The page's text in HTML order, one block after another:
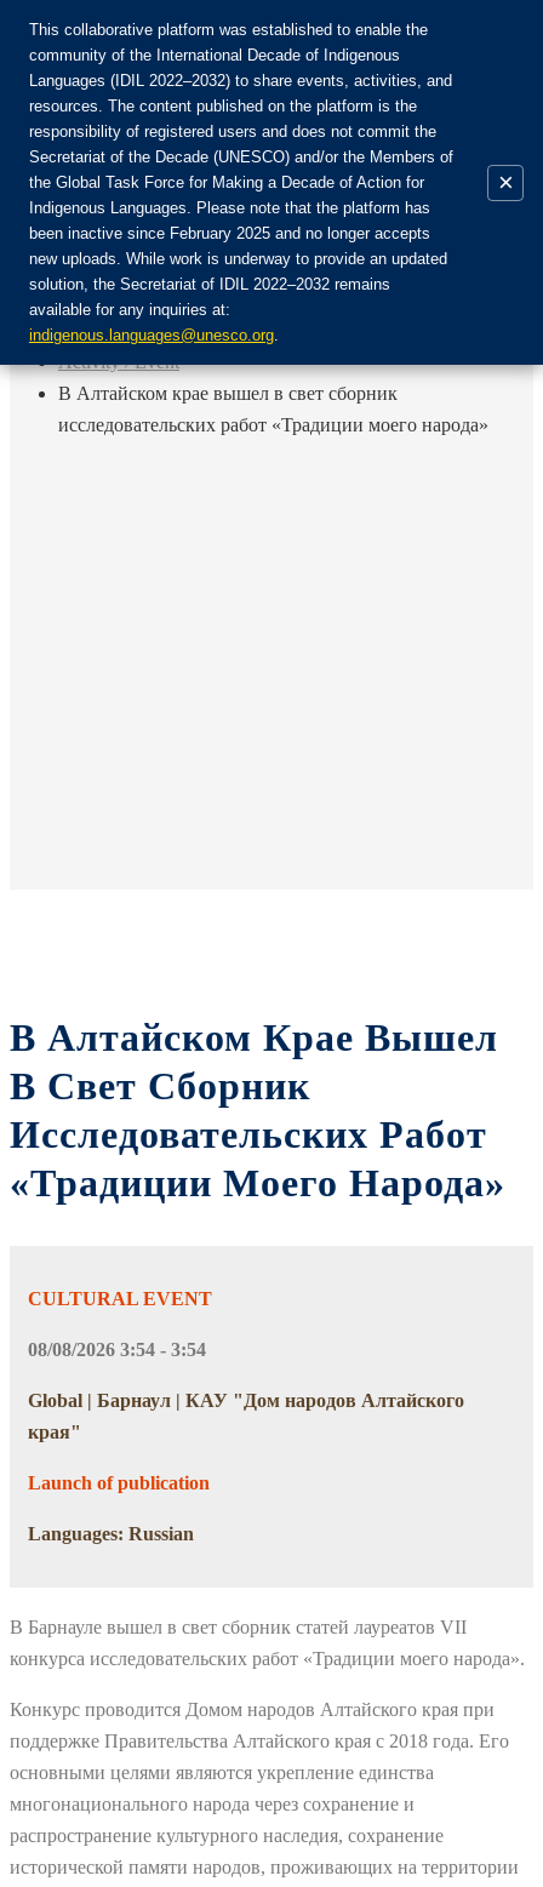
Join the Community:
Login
EN
FR
ES
RU
Home
Activity / Event
В Алтайском крае вышел в свет сборник
исследовательских работ «Традиции моего народа»
В Алтайском Крае Вышел
В Свет Сборник
Исследовательских Работ
«Традиции Моего Народа»
CULTURAL EVENT
08/08/2026 3:54 - 3:54
Global | Барнаул | КАУ "Дом народов Алтайского
края"
Launch of publication
Languages: Russian
В Барнауле вышел в свет сборник статей лауреатов VII
конкурса исследовательских работ «Традиции моего народа».
Конкурс проводится Домом народов Алтайского края при
поддержке Правительства Алтайского края с 2018 года. Его
основными целями являются укрепление единства
многонационального народа через сохранение и
распространение культурного наследия, сохранение
исторической памяти народов, проживающих на территории
This collaborative platform was established to enable the
community of the International Decade of Indigenous
Languages (IDIL 2022–2032) to share events, activities, and
resources. The content published on the platform is the
responsibility of registered users and does not commit the
Secretariat of the Decade (UNESCO) and/or the Members of
the Global Task Force for Making a Decade of Action for
Indigenous Languages. Please note that the platform has
been inactive since February 2025 and no longer accepts
new uploads. While work is underway to provide an updated
solution, the Secretariat of IDIL 2022–2032 remains
available for any inquiries at:
indigenous.languages@unesco.org.
×